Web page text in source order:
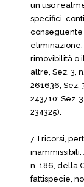
un uso
specifici,
conseguente
rimovibilità o
altre, Sez. 3,
261636; Sez.
243710; Sez.
234325).
7. I ricorsi,
n. 186, della
fattispecie,